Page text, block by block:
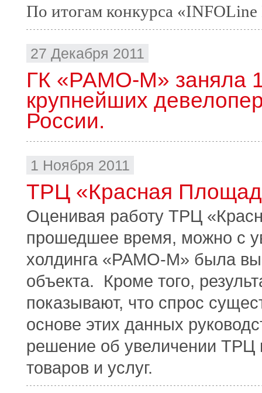
По итогам конкурса
27 Декабря 2011
ГК «РАМО-М» заняла
крупнейших
России.
1 Ноября 2011
ТРЦ «Красная
Оценивая работу ТРЦ
прошедшее время, можно с
холдинга «РАМО-М» была
объекта. Кроме того,
показывают, что спрос
основе этих данных
решение об увеличении ТРЦ
товаров и услуг.